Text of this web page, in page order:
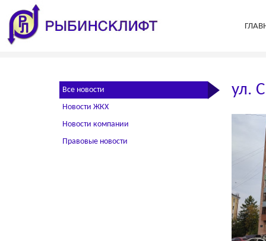
Все новости
Новости ЖКХ
Новости компании
Правовые новости
ул.